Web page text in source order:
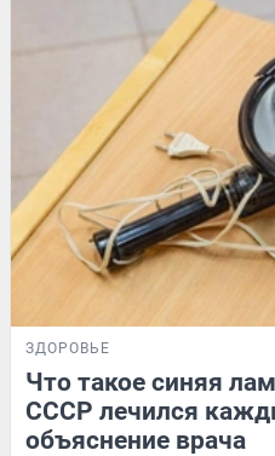
ЗДОРОВЬЕ
Что такое синяя
СССР лечился
объяснение врача